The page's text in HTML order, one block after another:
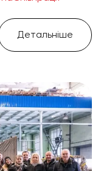
Детальніше